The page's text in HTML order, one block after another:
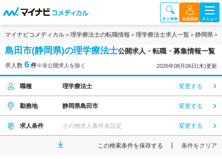
マイナビコメディカル 理学療法士の転職情報 理学療法士求人一覧 静岡県
島田市(静岡県)の理学療法士公開求人・転職・募集情報一覧
求人数 6 件※非公開求人を除く 2026年08月06日(木)更新
職種 理学療法士 変更する
勤務地 静岡県島田市 変更する
求人条件 その他求人条件未設定 変更する
この検索条件を保存する 条件をクリア